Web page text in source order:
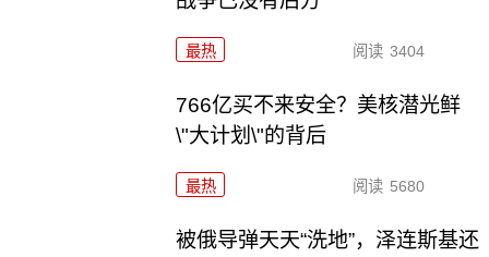
最热 阅读 3404
766亿买不来安全？美核潜光鲜
\"大计划\"的背后
最热 阅读 5680
被俄导弹天天“洗地”，泽连斯基还